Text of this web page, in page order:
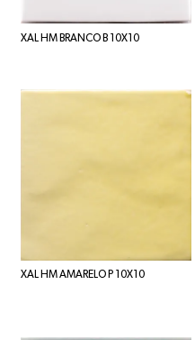
XAL HM BRANCO B 10X10
XAL HM AMARELO P 10X10